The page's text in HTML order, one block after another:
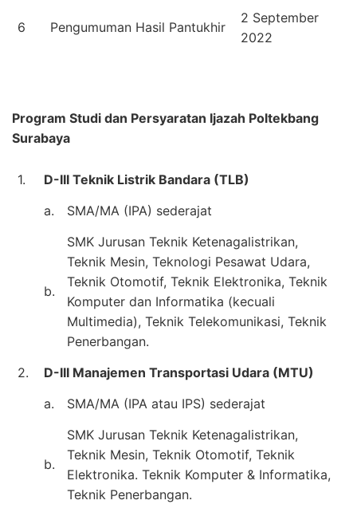
6 Pengumuman Hasil Pantukhir
2 September
2022
Program Studi dan Persyaratan Ijazah Poltekbang
Surabaya
1.
D-III Teknik Listrik Bandara (TLB)
a.
SMA/MA (IPA) sederajat
b.
SMK Jurusan Teknik Ketenagalistrikan,
Teknik Mesin, Teknologi Pesawat Udara,
Teknik Otomotif, Teknik Elektronika, Teknik
Komputer dan Informatika (kecuali
Multimedia), Teknik Telekomunikasi, Teknik
Penerbangan.
2.
D-III Manajemen Transportasi Udara (MTU)
a.
SMA/MA (IPA atau IPS) sederajat
b.
SMK Jurusan Teknik Ketenagalistrikan,
Teknik Mesin, Teknik Otomotif, Teknik
Elektronika. Teknik Komputer & Informatika,
Teknik Penerbangan.